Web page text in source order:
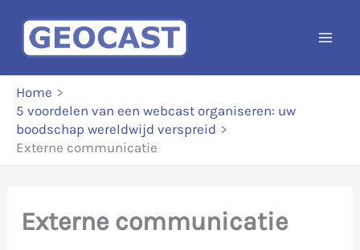
naar
inhoud
Home
5 voordelen van een webcast organiseren: uw
boodschap wereldwijd verspreid
Externe communicatie
Externe communicatie